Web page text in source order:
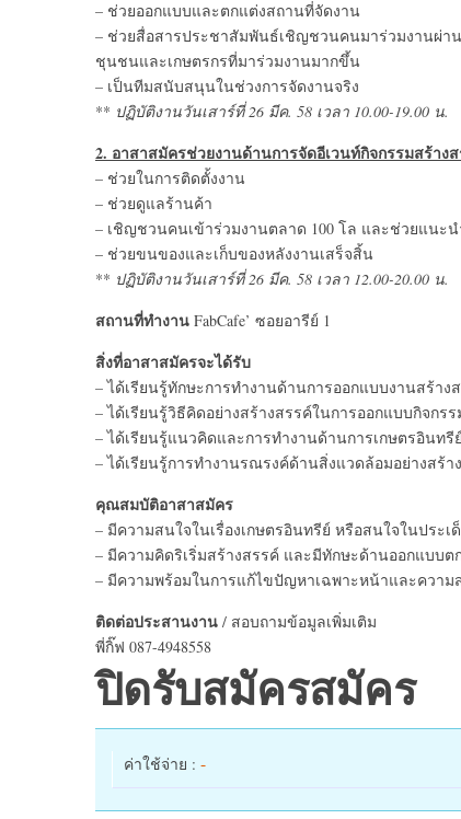
– ช่วยออกแบบและตกแต่งสถานที่จัดงาน
– ช่วยสื่อสารประชาสัมพันธ์เชิญชวนคนมาร่วมงานผ่าน
ชุนชนและเกษตรกรที่มาร่วมงานมากขึ้น
– เป็นทีมสนับสนุนในช่วงการจัดงานจริง
** ปฏิบัติงานวันเสาร์ที่ 26 มีค. 58 เวลา 10.00-19.00 น.
2. อาสาสมัครช่วยงานด้านการจัดอีเวนท์กิจกรรมสร้าง
– ช่วยในการติดตั้งงาน
– ช่วยดูแลร้านค้า
– เชิญชวนคนเข้าร่วมงานตลาด 100 โล และช่วยแน
– ช่วยขนของและเก็บของหลังงานเสร็จสิ้น
** ปฏิบัติงานวันเสาร์ที่ 26 มีค. 58 เวลา 12.00-20.00 น.
สถานที่ทำงาน FabCafe’ ซอยอารีย์ 1
สิ่งที่อาสาสมัครจะได้รับ
– ได้เรียนรู้ทักษะการทำงานด้านการออกแบบงานสร้า
– ได้เรียนรู้วิธีคิดอย่างสร้างสรรค์ในการออกแบบกิจก
– ได้เรียนรู้แนวคิดและการทำงานด้านการเกษตรอินท
– ได้เรียนรู้การทำงานรณรงค์ด้านสิ่งแวดล้อมอย่างสร้า
คุณสมบัติอาสาสมัคร
– มีความสนใจในเรื่องเกษตรอินทรีย์ หรือสนใจในประเ
– มีความคิดริเริ่มสร้างสรรค์ และมีทักษะด้านออกแบบต
– มีความพร้อมในการแก้ไขปัญหาเฉพาะหน้าและควา
ติดต่อประสานงาน / สอบถามข้อมูลเพิ่มเติม
พี่กิ๊ฟ 087-4948558
ปิดรับสมัครสมัคร
ค่าใช้จ่าย : -